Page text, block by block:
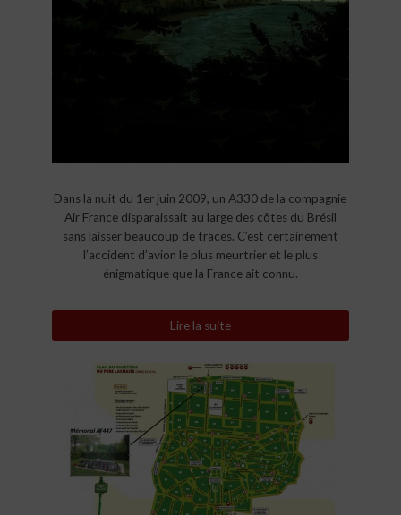
Dans la nuit du 1er juin 2009, un A330 de la compagnie
Air France disparaissait au large des côtes du Brésil
sans laisser beaucoup de traces. C’est certainement
l’accident d’avion le plus meurtrier et le plus
énigmatique que la France ait connu.
Lire la suite